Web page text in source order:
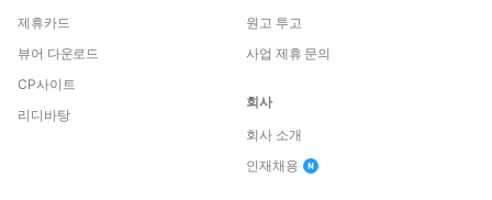
제휴카드
뷰어 다운로드
CP사이트
리디바탕
원고 투고
사업 제휴 문의
회사
회사 소개
인재채용